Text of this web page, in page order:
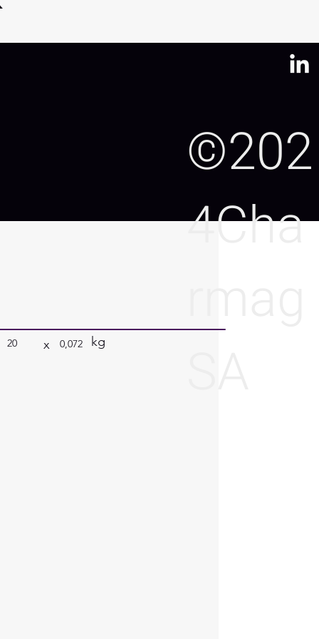
20 x 0,072 kg
©202
4Cha